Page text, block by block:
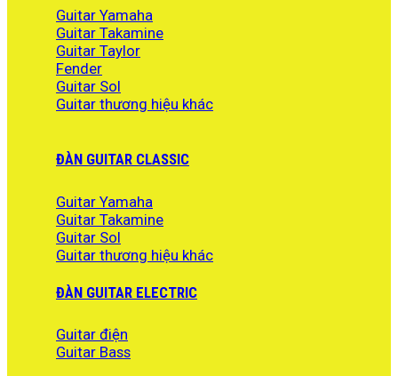
Guitar Yamaha
Guitar Takamine
Guitar Taylor
Fender
Guitar Sol
Guitar thương hiệu khác
ĐÀN GUITAR CLASSIC
Guitar Yamaha
Guitar Takamine
Guitar Sol
Guitar thương hiệu khác
ĐÀN GUITAR ELECTRIC
Guitar điện
Guitar Bass